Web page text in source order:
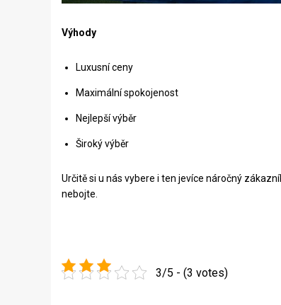
Výhody
Luxusní ceny
Maximální spokojenost
Nejlepší výběr
Široký výběr
Určitě si u nás vybere i ten jevíce náročný
nebojte.
3/5 - (3 votes)